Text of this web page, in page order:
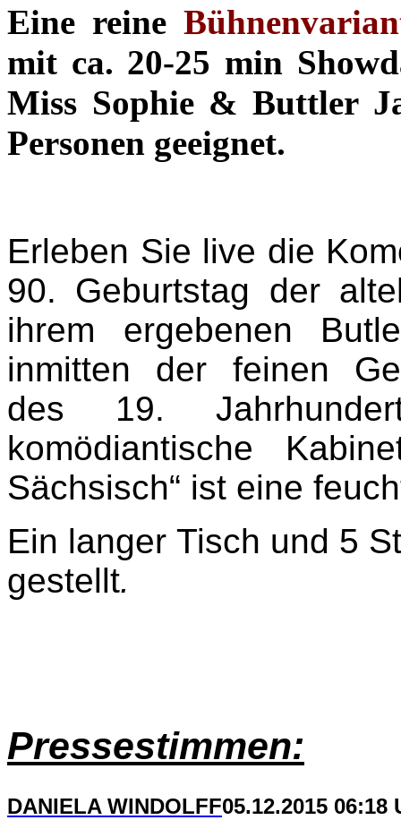
Eine reine
mit ca. 20-25 min
Miss Sophie & Buttler
Personen geeignet.
Erleben Sie live die
90. Geburtstag der
ihrem ergebenen
inmitten der feinen
des 19.
komödiantische
Sächsisch“ ist eine
Ein langer Tisch und 5
gestellt.
Pressestimmen:
DANIELA WINDOLFF05.12.2015 06:18